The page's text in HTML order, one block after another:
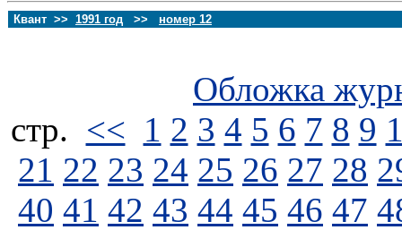
Квант >> 1991 год >> номер 12
Обложка
стp. << 1 2 3 4 5 6 7 8 9
21 22 23 24 25 26 27 28
40 41 42 43 44 45 46 47